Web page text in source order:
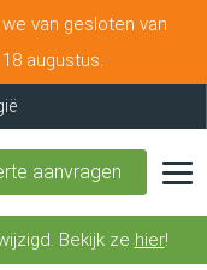
van gesloten van
augustus.
aanvragen
Bekijk ze hier!